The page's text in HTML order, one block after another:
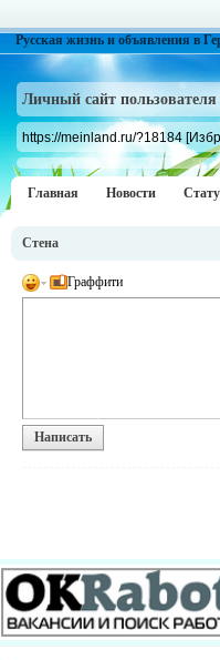
Русская жизнь и объявления в
Личный сайт
https://meinland.ru/?18184
Главная Новости
Стена
Граффити
Написать